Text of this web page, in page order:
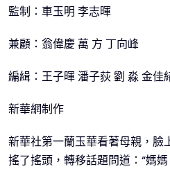
監制：車玉明 李志暉
兼顧：翁偉慶 萬 方 丁向峰
編緝：王子暉 潘子荻 劉 淼 金佳
新華網制作
新華社第一蘭玉華看著母親，臉
搖了搖頭，轉移話題問道：“媽